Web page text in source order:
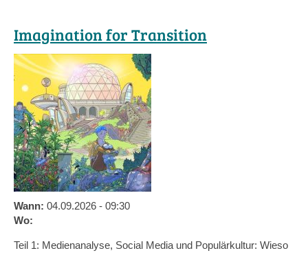
Imagination for Transition
Wann: 04.09.2026 - 09:30
Wo:
Teil 1: Medienanalyse, Social Media und Populärkultur: Wieso